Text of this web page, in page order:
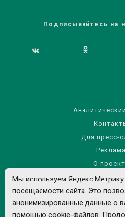
Подписывайтесь на
Для пресс-
Реклама
О
Правила использования
Политика обработки
Мы используем Яндекс.Метрику
посещаемости сайта. Это
анонимизированные данные о
помощью cookie-файлов.